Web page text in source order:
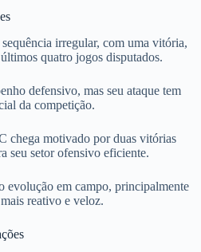
irregular, com uma vitória,
quatro jogos disputados.
defensivo, mas seu ataque tem
da competição.
chega motivado por duas vitórias
seu setor ofensivo eficiente.
evolução em campo, principalmente
reativo e veloz.